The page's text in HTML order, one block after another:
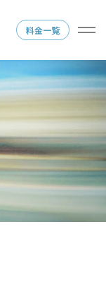
料金一覧